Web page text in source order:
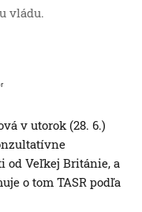
vládu.
v utorok (28. 6.)
od Veľkej Británie, a
o tom TASR podľa